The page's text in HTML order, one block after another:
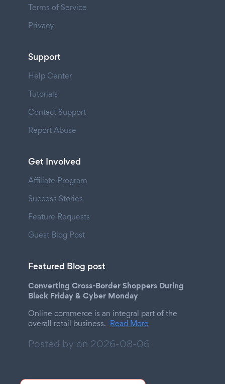
Terms of Service
Privacy
Support
Help Center
Tutorials
Contact Support
Report Abuse
Get Involved
Affiliate Program
Success Stories
Feature Requests
Guest Blog Post
Featured Blog post
Converting Cross-Border Shoppers During
Black Friday & Cyber Monday
Online commerce is an integral part of the
overall retail business. Read More
Posted by on 2026-08-06